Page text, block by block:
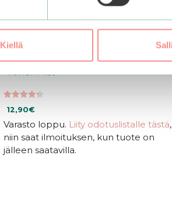
Kiellä
Smuuti Skin Watermelon Dew
Toner Mist
4.33
5:stä
12,90€
Varasto loppu. Liity odotuslistalle tästä,
niin saat ilmoituksen, kun tuote on
jälleen saatavilla.